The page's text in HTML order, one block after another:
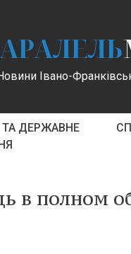
Івано-
ТА ДЕРЖАВНЕ
в полном